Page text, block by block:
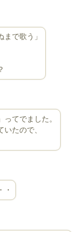
まで歌う」
ってでました。
たので、
・